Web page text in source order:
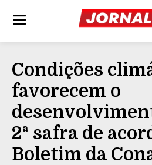
Condições
favorecem o
2ª safra de
Boletim da